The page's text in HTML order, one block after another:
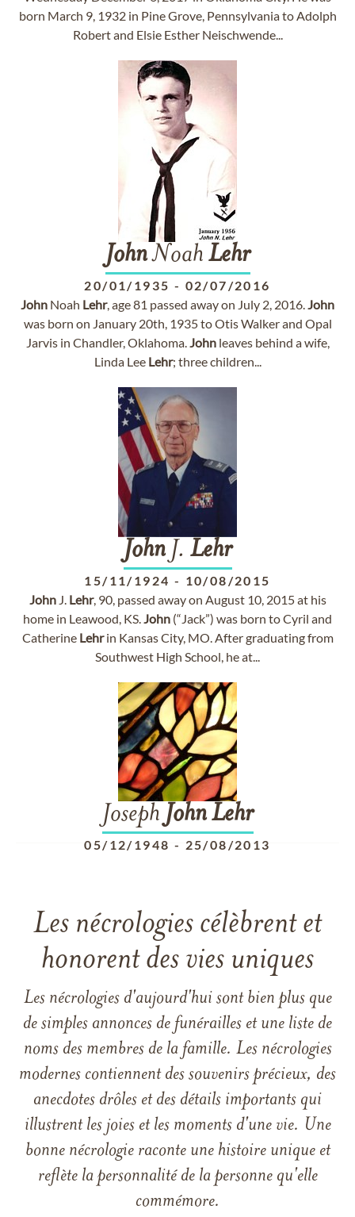
born March 9, 1932 in Pine Grove, Pennsylvania to Adolph
Robert and Elsie Esther Neischwende...
JohnNoah Lehr
20/01/1935 - 02/07/2016
John Noah Lehr, age 81 passed away on July 2, 2016.John
was born on January 20th, 1935 to Otis Walker and Opal
Jarvis in Chandler, Oklahoma.Johnleaves behind a wife,
Linda Lee Lehr; three children...
JohnJ. Lehr
15/11/1924 - 10/08/2015
JohnJ. Lehr, 90, passed away on August 10, 2015 at his
home in Leawood, KS.John (“Jack”) was born to Cyril and
Catherine Lehrin Kansas City, MO. After graduating from
Southwest High School, he at...
Joseph John Lehr
05/12/1948 - 25/08/2013
Les nécrologies célèbrent et
honorent des vies uniques
Les nécrologies d'aujourd'hui sont bien plus que
de simples annonces de funérailles et une liste de
noms des membres de la famille. Les nécrologies
modernes contiennent des souvenirs précieux, des
anecdotes drôles et des détails importants qui
illustrent les joies et les moments d'une vie. Une
bonne nécrologie raconte une histoire unique et
reflète la personnalité de la personne qu'elle
commémore.